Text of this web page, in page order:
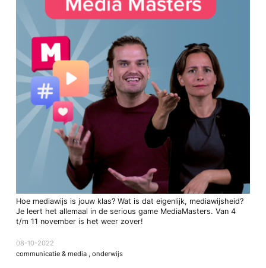
Hoe mediawijs is jouw klas? Wat is dat eigenlijk, mediawijsheid?
Je leert het allemaal in de serious game MediaMasters. Van 4
t/m 11 november is het weer zover!
08-10-2022
communicatie & media , onderwijs